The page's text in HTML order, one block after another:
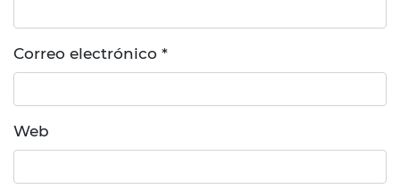
Correo electrónico *
Web